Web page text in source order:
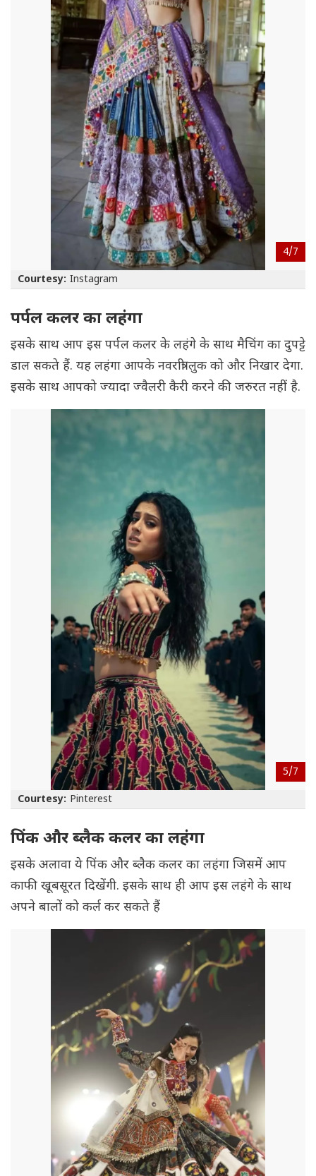
4/7
Courtesy: Instagram
पर्पल कलर का लहंगा
इसके साथ आप इस पर्पल कलर के लहंगे के साथ मैचिंग का दुपट्टे
डाल सकते हैं. यह लहंगा आपके नवरात्री लुक को और निखार देगा.
इसके साथ आपको ज्यादा ज्वैलरी कैरी करने की जरुरत नहीं है.
5/7
Courtesy: Pinterest
पिंक और ब्लैक कलर का लहंगा
इसके अलावा ये पिंक और ब्लैक कलर का लहंगा जिसमें आप
काफी खूबसूरत दिखेंगी. इसके साथ ही आप इस लहंगे के साथ
अपने बालों को कर्ल कर सकते हैं